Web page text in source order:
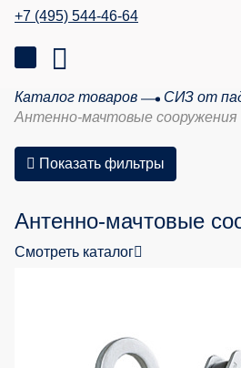
+7 (495) 544-46-64
Каталог товаров
СИЗ от
Антенно-мачтовые сооружения
Показать фильтры
Антенно-мачтовые
Смотреть каталог